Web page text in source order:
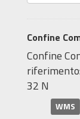
Confine
Confine
32 N
WMS